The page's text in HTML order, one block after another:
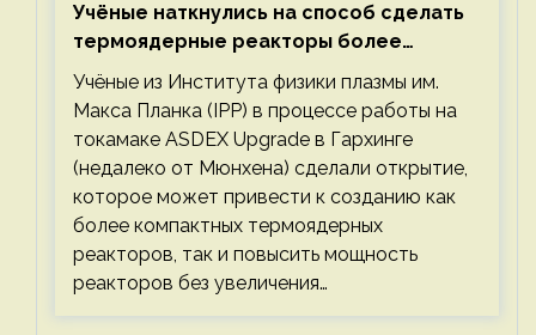
Учёные наткнулись на способ сделать
термоядерные реакторы более
компактными или мощными
Учёные из Института физики плазмы им.
Макса Планка (IPP) в процессе работы на
токамаке ASDEX Upgrade в Гархинге
(недалеко от Мюнхена) сделали открытие,
которое может привести к созданию как
более компактных термоядерных
реакторов, так и повысить мощность
реакторов без увеличения…